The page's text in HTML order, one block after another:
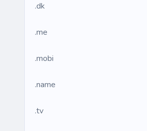
.dk
.me
.mobi
.name
.tv